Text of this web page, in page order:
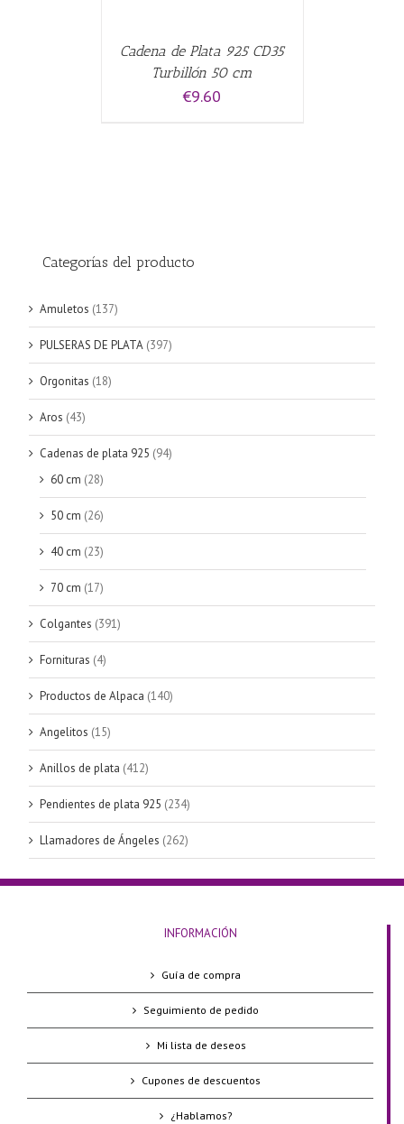
Cadena de Plata 925 CD35
Turbillón 50 cm
€9.60
Categorías del producto
Amuletos (137)
PULSERAS DE PLATA (397)
Orgonitas (18)
Aros (43)
Cadenas de plata 925 (94)
60 cm (28)
50 cm (26)
40 cm (23)
70 cm (17)
Colgantes (391)
Fornituras (4)
Productos de Alpaca (140)
Angelitos (15)
Anillos de plata (412)
Pendientes de plata 925 (234)
Llamadores de Ángeles (262)
INFORMACIÓN
Guía de compra
Seguimiento de pedido
Mi lista de deseos
Cupones de descuentos
¿Hablamos?